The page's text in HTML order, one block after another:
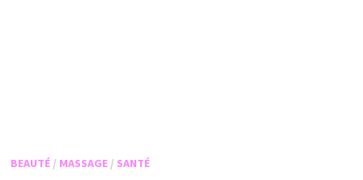
BEAUTÉ/ MASSAGE/ SANTÉ